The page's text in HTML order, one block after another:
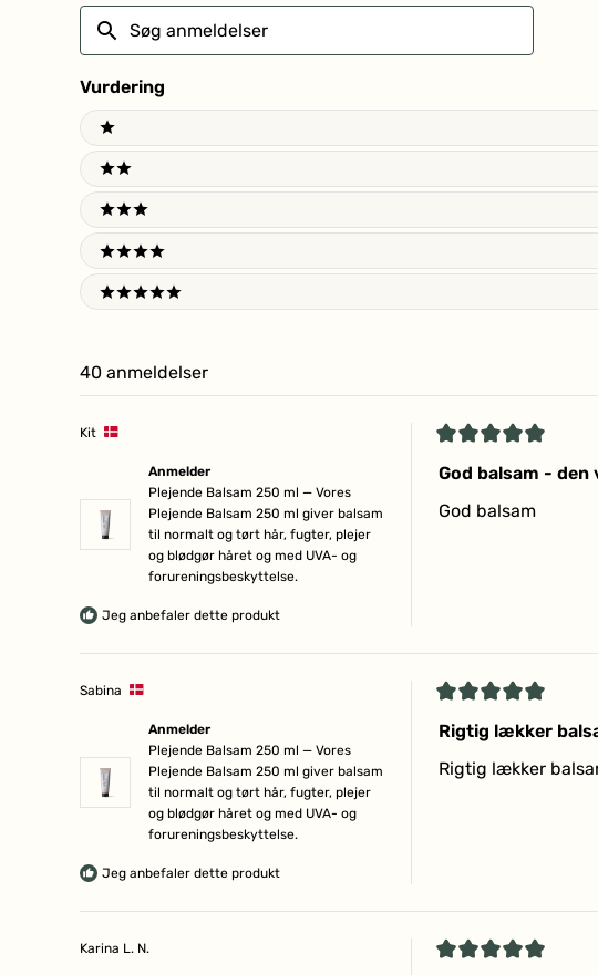
Søg
anmeldelser
Vurdering
Ratings
1 stars
2 stars
3 stars
4 stars
5 stars
40 anmeldelser
Kit
Anmelder
Plejende Balsam 250 ml — Vores
Plejende Balsam 250 ml giver balsam
til normalt og tørt hår, fugter, plejer
og blødgør håret og med UVA- og
forureningsbeskyttelse.
Jeg anbefaler dette produkt
5
af
5
God balsam -
God balsam
Sabina
Anmelder
Plejende Balsam 250 ml — Vores
Plejende Balsam 250 ml giver balsam
til normalt og tørt hår, fugter, plejer
og blødgør håret og med UVA- og
forureningsbeskyttelse.
Jeg anbefaler dette produkt
5
ud
af
Rigtig lækker
Rigtig lækker
Karina L. N.